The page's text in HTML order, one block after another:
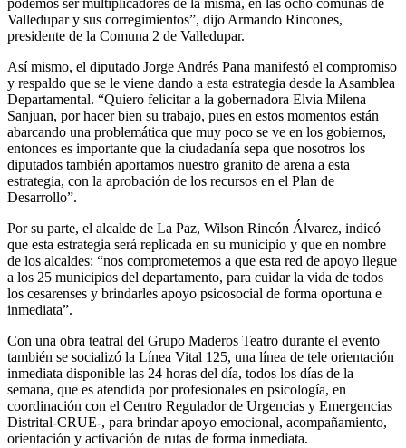
podemos ser multiplicadores de la misma, en las ocho comunas de
Valledupar y sus corregimientos”, dijo Armando Rincones,
presidente de la Comuna 2 de Valledupar.
Así mismo, el diputado Jorge Andrés Pana manifestó el compromiso
y respaldo que se le viene dando a esta estrategia desde la Asamblea
Departamental. “Quiero felicitar a la gobernadora Elvia Milena
Sanjuan, por hacer bien su trabajo, pues en estos momentos están
abarcando una problemática que muy poco se ve en los gobiernos,
entonces es importante que la ciudadanía sepa que nosotros los
diputados también aportamos nuestro granito de arena a esta
estrategia, con la aprobación de los recursos en el Plan de
Desarrollo”.
Por su parte, el alcalde de La Paz, Wilson Rincón Álvarez, indicó
que esta estrategia será replicada en su municipio y que en nombre
de los alcaldes: “nos comprometemos a que esta red de apoyo llegue
a los 25 municipios del departamento, para cuidar la vida de todos
los cesarenses y brindarles apoyo psicosocial de forma oportuna e
inmediata”.
Con una obra teatral del Grupo Maderos Teatro durante el evento
también se socializó la Línea Vital 125, una línea de tele orientación
inmediata disponible las 24 horas del día, todos los días de la
semana, que es atendida por profesionales en psicología, en
coordinación con el Centro Regulador de Urgencias y Emergencias
Distrital-CRUE-, para brindar apoyo emocional, acompañamiento,
orientación y activación de rutas de forma inmediata.